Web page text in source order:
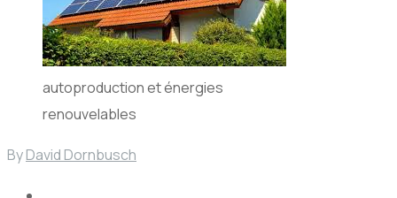
autoproduction et énergies
renouvelables
ByDavid Dornbusch